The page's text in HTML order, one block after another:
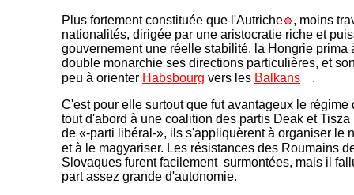
Plus fortement constituée que l'Autriche
, moins
nationalités, dirigée par une aristocratie riche et
gouvernement une réelle stabilité, la Hongrie prima
double monarchie ses directions particulières, et
peu à orienter Habsbourg vers les Balkans
.
C'est pour elle surtout que fut avantageux le régime
tout d'abord à une coalition des partis Deak et
de «-parti libéral-», ils s'appliquèrent à organiser le
et à le magyariser. Les résistances des Roumains
Slovaques furent facilement surmontées, mais il
part assez grande d'autonomie.